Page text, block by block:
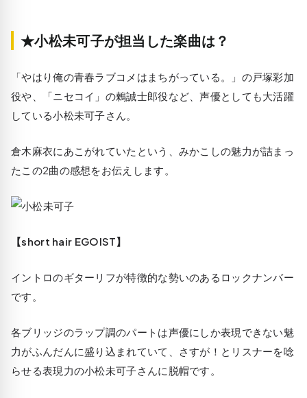
★小松未可子が担当した楽曲は？
「やはり俺の青春ラブコメはまちがっている。」の戸塚彩加
役や、「ニセコイ」の鶫誠士郎役など、声優としても大活躍
している小松未可子さん。
倉木麻衣にあこがれていたという、みかこしの魅力が詰まっ
たこの2曲の感想をお伝えします。
【short hair EGOIST】
イントロのギターリフが特徴的な勢いのあるロックナンバー
です。
各ブリッジのラップ調のパートは声優にしか表現できない魅
力がふんだんに盛り込まれていて、さすが！とリスナーを唸
らせる表現力の小松未可子さんに脱帽です。